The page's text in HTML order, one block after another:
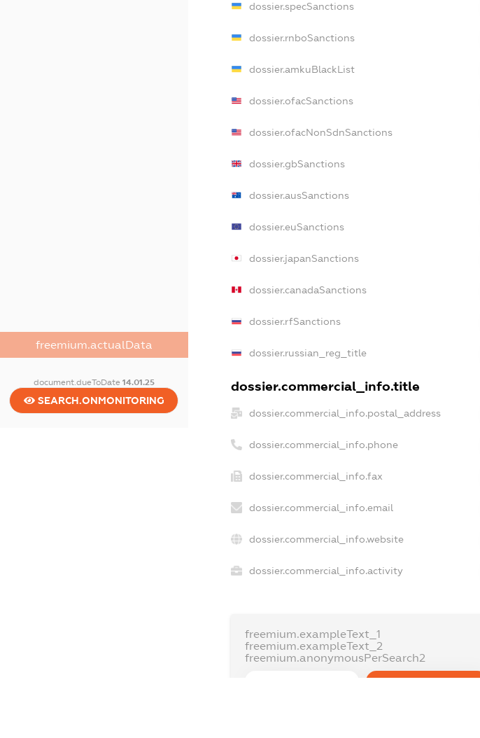
freemium.actualData
document.dueToDate 14.01.25
SEARCH.ONMONITORING
dossier.specSanctions
dossier.rnboSanctions
dossier.amkuBlackList
dossier.ofacSanctions
dossier.ofacNonSdnSanctions
dossier.gbSanctions
dossier.ausSanctions
dossier.euSanctions
dossier.japanSanctions
dossier.canadaSanctions
dossier.rfSanctions
dossier.russian_reg_title
dossier.commercial_info.title
dossier.commercial_info.postal_address
dossier.commercial_info.phone
dossier.commercial_info.fax
dossier.commercial_info.email
dossier.commercial_info.website
dossier.commercial_info.activity
freemium.exampleText_1
freemium.exampleText_2
freemium.anonymousPerSearch2
FREEMIUM.REGISTER